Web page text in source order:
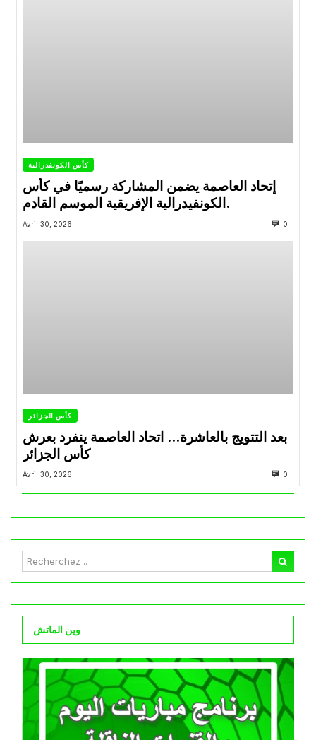
كأس الكونفدرالية
إتحاد العاصمة يضمن المشاركة رسميًا في كأس
الكونفيدرالية الإفريقية الموسم القادم.
Avril 30, 2026 0
كأس الجزائر
بعد التتويج بالعاشرة… اتحاد العاصمة ينفرد بعرش
كأس الجزائر
Avril 30, 2026 0
وين الماتش